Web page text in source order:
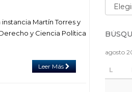
Martín Torres y
y Ciencia Política
Leer Más
agosto
L